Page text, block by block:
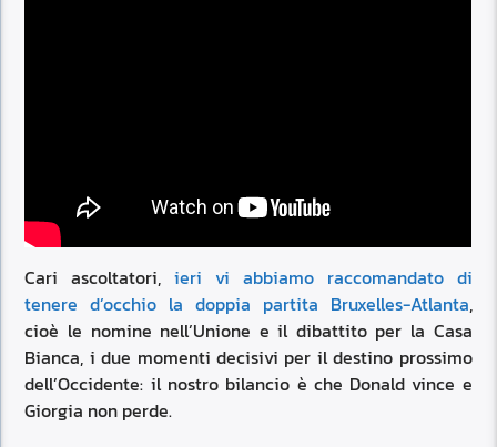
Cari ascoltatori,ieri vi abbiamo raccomandato di
tenere d’occhio la doppia partita Bruxelles-Atlanta,
cioè le nomine nell’Unione e il dibattito per la Casa
Bianca, i due momenti decisivi per il destino prossimo
dell’Occidente: il nostro bilancio è che Donald vince e
Giorgia non perde.